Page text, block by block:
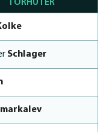
TORHÜTER
Schlager